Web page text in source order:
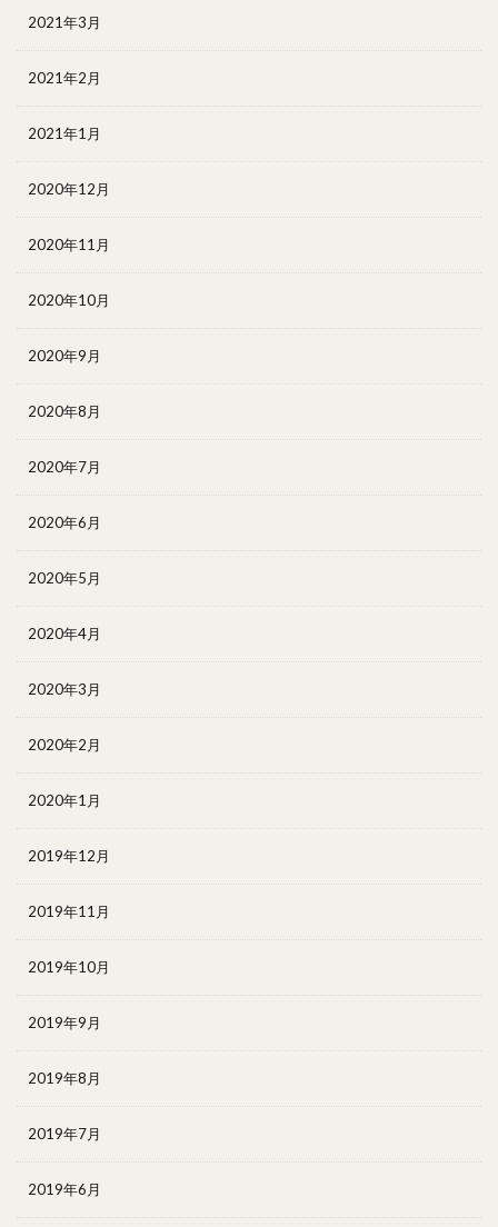
2021年3月
2021年2月
2021年1月
2020年12月
2020年11月
2020年10月
2020年9月
2020年8月
2020年7月
2020年6月
2020年5月
2020年4月
2020年3月
2020年2月
2020年1月
2019年12月
2019年11月
2019年10月
2019年9月
2019年8月
2019年7月
2019年6月